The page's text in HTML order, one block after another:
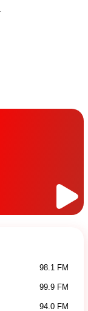
98.1 FM
99.9 FM
94.0 FM